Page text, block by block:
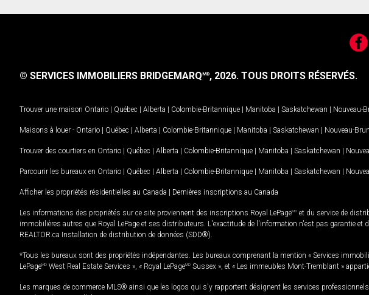
© SERVICES IMMOBILIERS BRIDGEMARQMD, 2026. TOUS DROITS RÉSERVÉS.
Trouver une maison Ontario Québec Alberta Colombie-Britannique Manitoba Saskatchewan Nouveau-
Maisons à louer - Ontario Québec Alberta Colombie-Britannique Manitoba Saskatchewan Nouveau-
Trouver des courtiers en Ontario Québec Alberta Colombie-Britannique Manitoba Saskatchewan
Parcourir les bureaux en Ontario Québec Alberta Colombie-Britannique Manitoba Saskatchewan
Afficher les propriétés résidentielles au Canada Dernières inscriptions au Canada
Les informations des propriétés sur ce site proviennent des inscriptions Royal LePageMD et du service de
immobilières autres que Royal LePage et ses distributeurs. L'exactitude de l'information n'est pas garantie
REALTOR.ca Installation de distribution de données (SDD®).
*Tous les bureaux sont des propriétés indépendantes. Les bureaux comprenant la mention « Services
LePageMD West Real Estate Services », « Royal LePageMD Sussex », et « Les immeubles Mont-Tremblant »
Les marques de commerce MLS® ainsi que les logos qui s'y rapportent désignent les services